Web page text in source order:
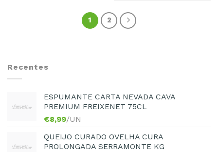
1 2
Recentes
ESPUMANTE CARTA NEVADA CAVA
PREMIUM FREIXENET 75CL
€8,99/UN
QUEIJO CURADO OVELHA CURA
PROLONGADA SERRAMONTE KG